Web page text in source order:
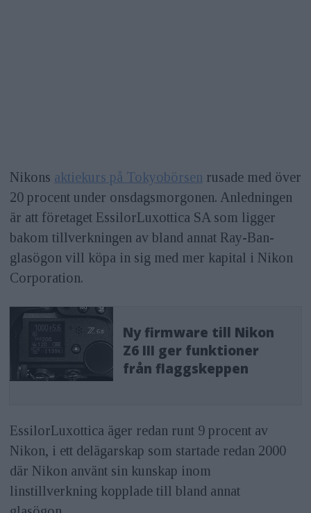
Nikons aktiekurs på Tokyobörsen rusade med över
20 procent under onsdagsmorgonen. Anledningen
är att företaget EssilorLuxottica SA som ligger
bakom tillverkningen av bland annat Ray-Ban-
glasögon vill köpa in sig med mer kapital i Nikon
Corporation.
Ny firmware till Nikon
Z6 III ger funktioner
från flaggskeppen
EssilorLuxottica äger redan runt 9 procent av
Nikon, i ett delägarskap som startade redan 2000
där Nikon använt sin kunskap inom
linstillverkning kopplade till bland annat